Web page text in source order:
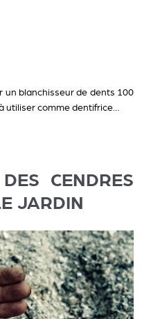
un blanchisseur de dents 100
utiliser comme dentifrice…
CENDRES
JARDIN